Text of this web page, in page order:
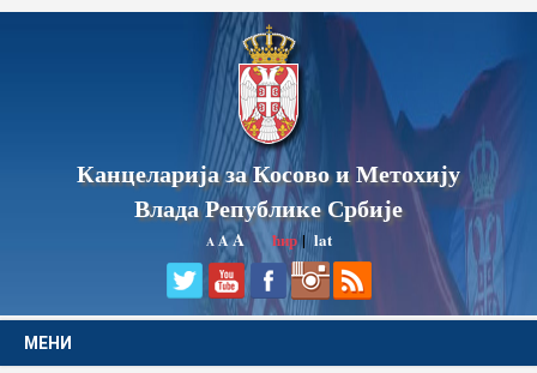
Канцеларија за Косово и Метохију
Влада Републике Србије
A AA ћир|lat
МЕНИ